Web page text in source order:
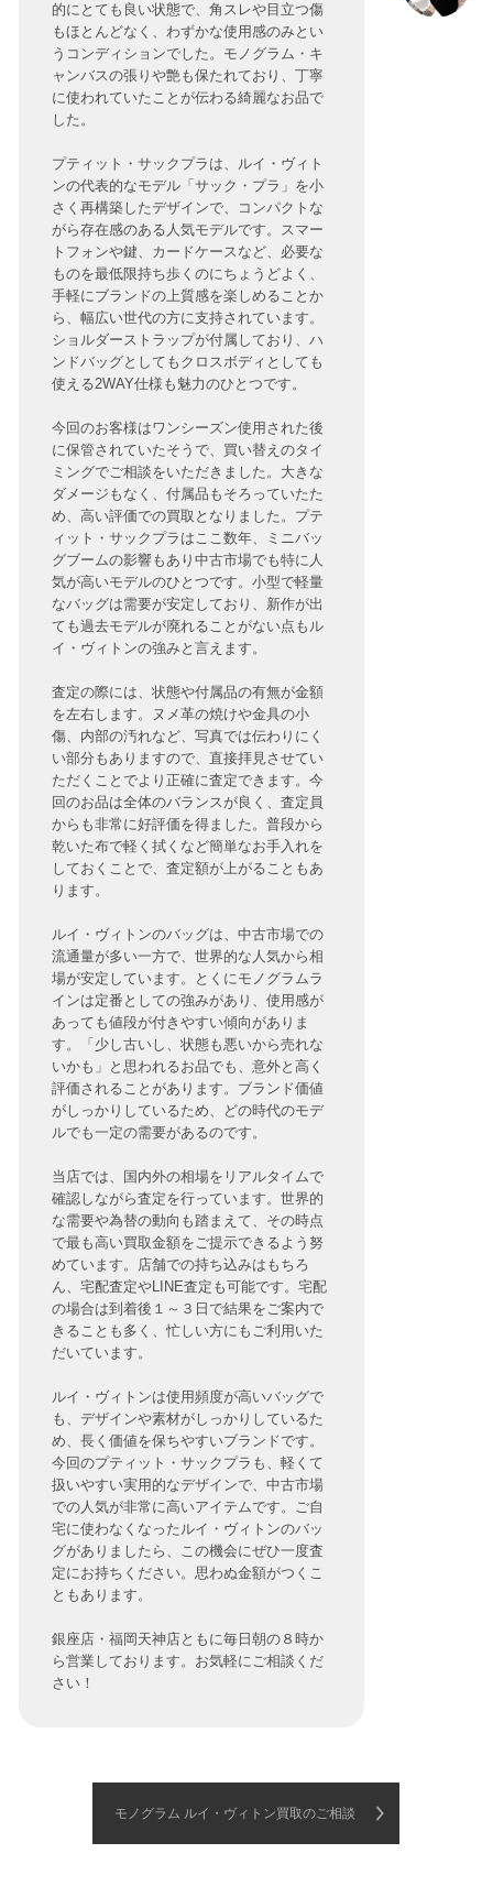
的にとても良い状態で、角スレや目立つ傷
もほとんどなく、わずかな使用感のみとい
うコンディションでした。モノグラム・キ
ャンバスの張りや艶も保たれており、丁寧
に使われていたことが伝わる綺麗なお品で
した。
プティット・サックプラは、ルイ・ヴィト
ンの代表的なモデル「サック・プラ」を小
さく再構築したデザインで、コンパクトな
がら存在感のある人気モデルです。スマー
トフォンや鍵、カードケースなど、必要な
ものを最低限持ち歩くのにちょうどよく、
手軽にブランドの上質感を楽しめることか
ら、幅広い世代の方に支持されています。
ショルダーストラップが付属しており、ハ
ンドバッグとしてもクロスボディとしても
使える2WAY仕様も魅力のひとつです。
今回のお客様はワンシーズン使用された後
に保管されていたそうで、買い替えのタイ
ミングでご相談をいただきました。大きな
ダメージもなく、付属品もそろっていたた
め、高い評価での買取となりました。プテ
ィット・サックプラはここ数年、ミニバッ
グブームの影響もあり中古市場でも特に人
気が高いモデルのひとつです。小型で軽量
なバッグは需要が安定しており、新作が出
ても過去モデルが廃れることがない点もル
イ・ヴィトンの強みと言えます。
査定の際には、状態や付属品の有無が金額
を左右します。ヌメ革の焼けや金具の小
傷、内部の汚れなど、写真では伝わりにく
い部分もありますので、直接拝見させてい
ただくことでより正確に査定できます。今
回のお品は全体のバランスが良く、査定員
からも非常に好評価を得ました。普段から
乾いた布で軽く拭くなど簡単なお手入れを
しておくことで、査定額が上がることもあ
ります。
ルイ・ヴィトンのバッグは、中古市場での
流通量が多い一方で、世界的な人気から相
場が安定しています。とくにモノグラムラ
インは定番としての強みがあり、使用感が
あっても値段が付きやすい傾向がありま
す。「少し古いし、状態も悪いから売れな
いかも」と思われるお品でも、意外と高く
評価されることがあります。ブランド価値
がしっかりしているため、どの時代のモデ
ルでも一定の需要があるのです。
当店では、国内外の相場をリアルタイムで
確認しながら査定を行っています。世界的
な需要や為替の動向も踏まえて、その時点
で最も高い買取金額をご提示できるよう努
めています。店舗での持ち込みはもちろ
ん、宅配査定やLINE査定も可能です。宅配
の場合は到着後１～３日で結果をご案内で
きることも多く、忙しい方にもご利用いた
だいています。
ルイ・ヴィトンは使用頻度が高いバッグで
も、デザインや素材がしっかりしているた
め、長く価値を保ちやすいブランドです。
今回のプティット・サックプラも、軽くて
扱いやすい実用的なデザインで、中古市場
での人気が非常に高いアイテムです。ご自
宅に使わなくなったルイ・ヴィトンのバッ
グがありましたら、この機会にぜひ一度査
定にお持ちください。思わぬ金額がつくこ
ともあります。
銀座店・福岡天神店ともに毎日朝の８時か
ら営業しております。お気軽にご相談くだ
さい！
モノグラム ルイ・ヴィトン買取のご相談